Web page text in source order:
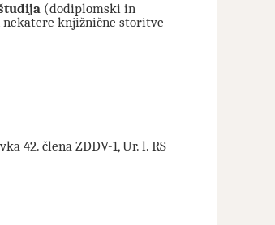
(dodiplomski in
knjižnične storitve
42. člena ZDDV-1, Ur. l. RS